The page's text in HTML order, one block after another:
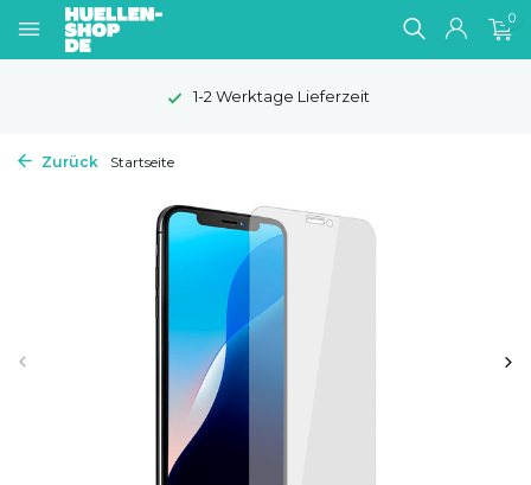
0
1-2 Werktage Lieferzeit
Zurück Startseite